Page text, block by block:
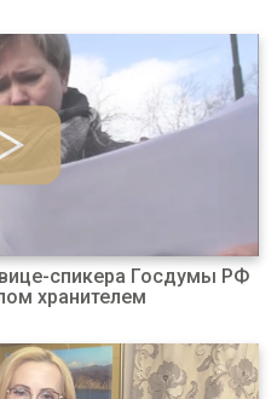
спикера Госдумы РФ
хранителем